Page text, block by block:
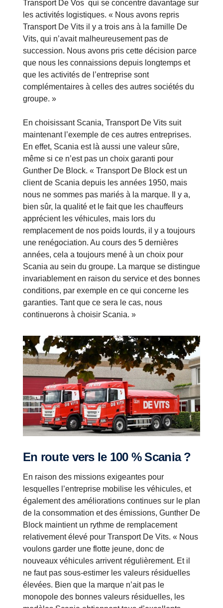
Transport De Vos qui se concentre davantage sur
les activités logistiques. « Nous avons repris
Transport De Vits il y a trois ans à la famille De
Vits, qui n’avait malheureusement pas de
succession. Nous avons pris cette décision parce
que nous les connaissions depuis longtemps et
que les activités de l’entreprise sont
complémentaires à celles des autres sociétés du
groupe. »
En choisissant Scania, Transport De Vits suit
maintenant l’exemple de ces autres entreprises.
En effet, Scania est là aussi une valeur sûre,
même si ce n’est pas un choix garanti pour
Gunther De Block. « Transport De Block est un
client de Scania depuis les années 1950, mais
nous ne sommes pas mariés à la marque. Il y a,
bien sûr, la qualité et le fait que les chauffeurs
apprécient les véhicules, mais lors du
remplacement de nos poids lourds, il y a toujours
une renégociation. Au cours des 5 dernières
années, cela a toujours mené à un choix pour
Scania au sein du groupe. La marque se distingue
invariablement en raison du service et des bonnes
conditions, par exemple en ce qui concerne les
garanties. Tant que ce sera le cas, nous
continuerons à choisir Scania. »
En route vers le 100 % Scania ?
En raison des missions exigeantes pour
lesquelles l’entreprise mobilise les véhicules, et
également des améliorations continues sur le plan
de la consommation et des émissions, Gunther De
Block maintient un rythme de remplacement
relativement élevé pour Transport De Vits. « Nous
voulons garder une flotte jeune, donc de
nouveaux véhicules arrivent régulièrement. Et il
ne faut pas sous-estimer les valeurs résiduelles
élevées. Bien que la marque n’ait pas le
monopole des bonnes valeurs résiduelles, les